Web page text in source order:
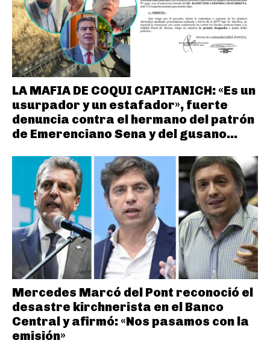
LA MAFIA DE COQUI CAPITANICH: «Es un
usurpador y un estafador», fuerte
denuncia contra el hermano del patrón
de Emerenciano Sena y del gusano...
Mercedes Marcó del Pont reconoció el
desastre kirchnerista en el Banco
Central y afirmó: «Nos pasamos con la
emisión»